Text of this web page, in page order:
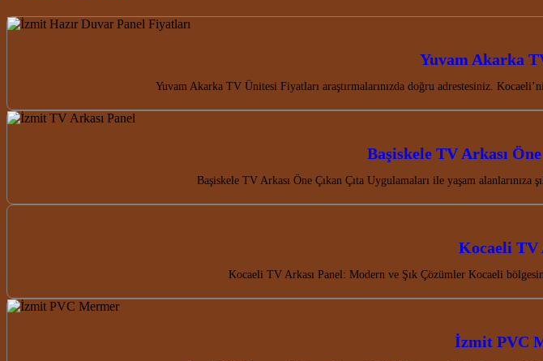
Yuvam Akarka
Yuvam Akarka TV Ünitesi Fiyatları araştırmalarınızda doğru adrestesiniz.
Başiskele TV Arkası
Başiskele TV Arkası Öne Çıkan Çıta Uygulamaları ile yaşam
Kocaeli TV
Kocaeli TV Arkası Panel: Modern ve Şık Çözümler Kocaeli
İzmit PVC